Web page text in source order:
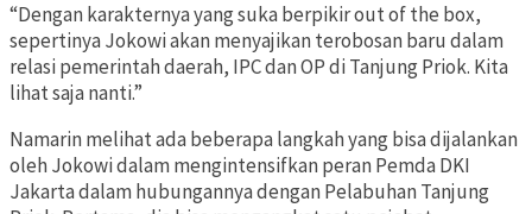
“Dengan karakternya yang suka berpikir out of the box,
sepertinya Jokowi akan menyajikan terobosan baru dalam
relasi pemerintah daerah, IPC dan OP di Tanjung Priok. Kita
lihat saja nanti.”
Namarin melihat ada beberapa langkah yang bisa dijalankan
oleh Jokowi dalam mengintensifkan peran Pemda DKI
Jakarta dalam hubungannya dengan Pelabuhan Tanjung